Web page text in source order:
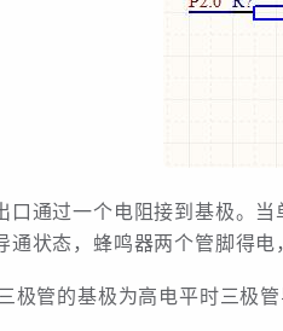
口通过一个电阻接到基极。
通状态，蜂鸣器两个管脚得电
极管的基极为高电平时三极管